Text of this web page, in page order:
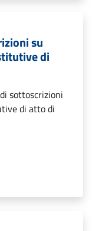
su
di
sottoscrizioni
di atto di